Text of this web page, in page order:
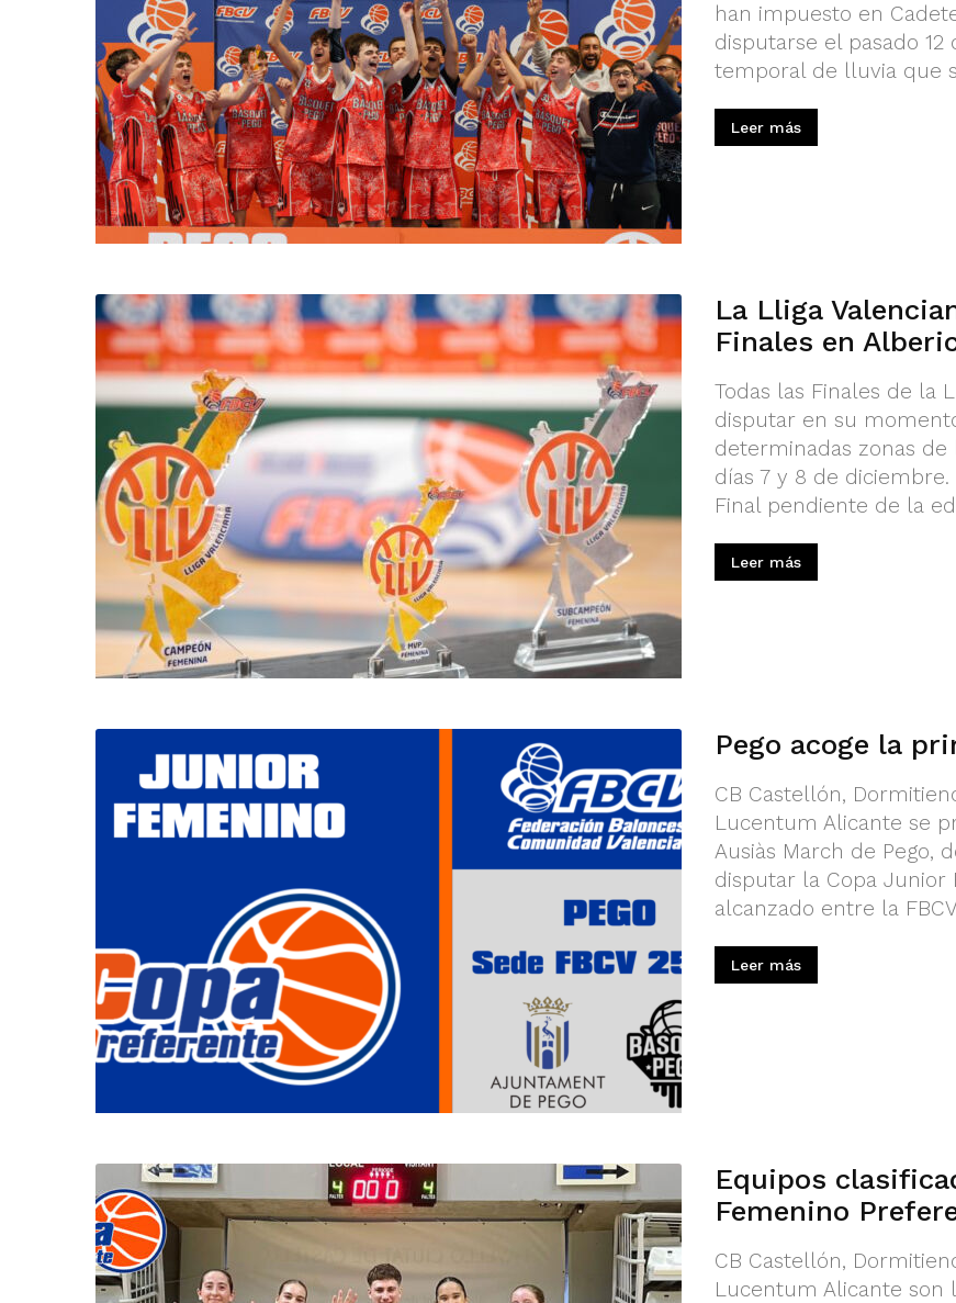
han impuesto en
disputarse el pasado
temporal de lluvia que
Leer más
La Lliga
Finales en
Todas las Finales de la
disputar en su
determinadas zonas
días 7 y 8 de
Final pendiente de la
Leer más
Pego acoge la
CB Castellón,
Lucentum Alicante se
Ausiàs March de Pego,
disputar la Copa Junior
alcanzado entre la
Leer más
Equipos
Femenino
CB Castellón,
Lucentum Alicante son